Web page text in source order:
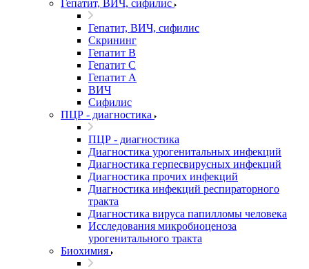
Гепатит, ВИЧ, сифилис
Гепатит, ВИЧ, сифилис
Скрининг
Гепатит В
Гепатит С
Гепатит А
ВИЧ
Сифилис
ПЦР - диагностика
ПЦР - диагностика
Диагностика урогенитальных инфекций
Диагностика герпесвирусных инфекций
Диагностика прочих инфекций
Диагностика инфекций респираторного
тракта
Диагностика вируса папилломы человека
Исследования микробиоценоза
урогенитального тракта
Биохимия